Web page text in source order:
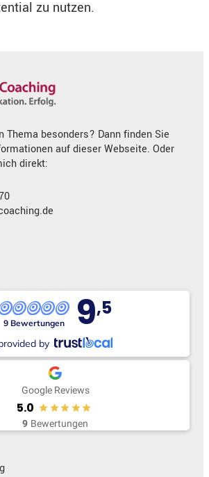
zu nutzen.
Thema besonders? Dann finden Sie
auf dieser Webseite. Oder
direkt:
9 Bewertungen 9,5
by
Google Reviews
5.0
9 Bewertungen